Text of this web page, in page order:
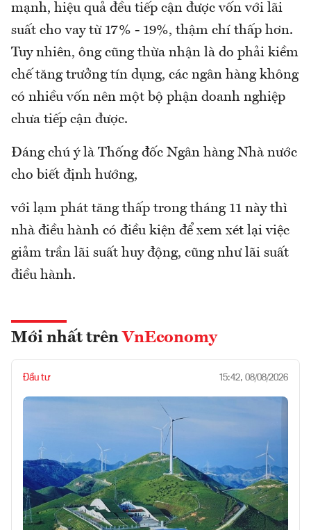
mạnh, hiệu quả đều tiếp cận được vốn với lãi
suất cho vay từ 17% - 19%, thậm chí thấp hơn.
Tuy nhiên, ông cũng thừa nhận là do phải kiềm
chế tăng trưởng tín dụng, các ngân hàng không
có nhiều vốn nên một bộ phận doanh nghiệp
chưa tiếp cận được.
Đáng chú ý là Thống đốc Ngân hàng Nhà nước
cho biết định hướng,
với lạm phát tăng thấp trong tháng 11 này thì
nhà điều hành có điều kiện để xem xét lại việc
giảm trần lãi suất huy động, cũng như lãi suất
điều hành.
Mới nhất trên VnEconomy
Đầu tư 15:42, 08/08/2026